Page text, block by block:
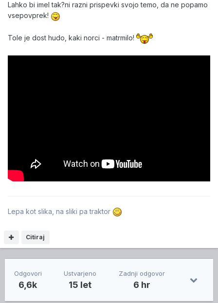
Lahko bi imel tak?ni razni prispevki svojo temo, da ne popamo
vsepovprek!
Tole je dost hudo, kaki norci - matrmilo!
Citiraj
Lepa kot slika, na sliki pa traktor
Odgovori
6,6k
Ustvarjeno
15 let
Zadnji odgovor
6 hr